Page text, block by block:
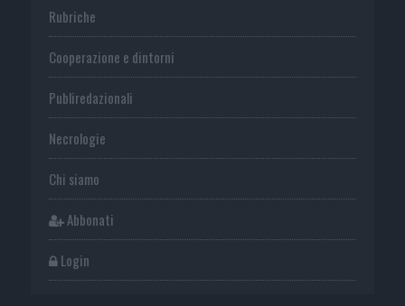
Rubriche
Cooperazione e dintorni
Publiredazionali
Necrologie
Chi siamo
Abbonati
Login